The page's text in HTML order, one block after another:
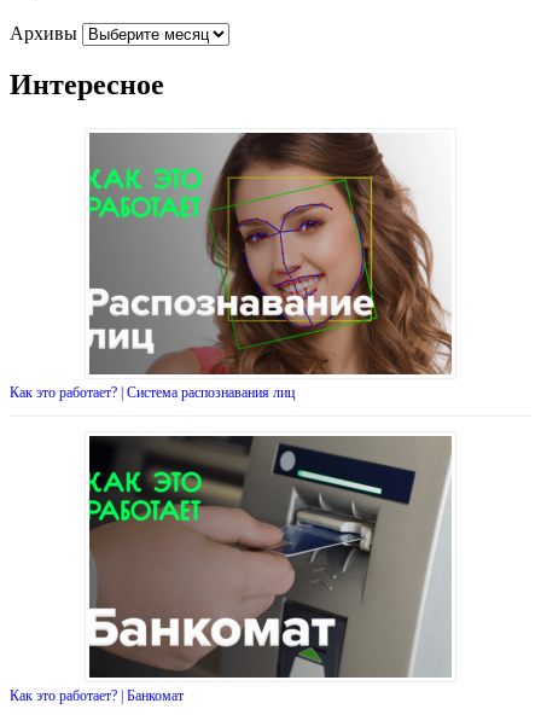
Архивы
Интересное
Как это работает? | Система распознавания лиц
Как это работает? | Банкомат